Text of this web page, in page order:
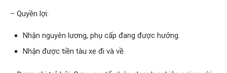
– Quyền lợi:
Nhận nguyên lương, phụ cấp đang được hưởng.
Nhận được tiền tàu xe đi và về.